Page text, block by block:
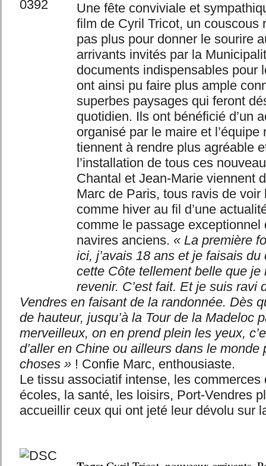
Une fête conviviale et
film de Cyril Tricot, un couscous
pas plus pour donner le sourire
arrivants invités par la
documents indispensables pour
ont ainsi pu faire plus ample
superbes paysages qui feront
quotidien. Ils ont bénéficié d’un
organisé par le maire et l’équipe
tiennent à rendre plus agréable
l’installation de tous ces
Chantal et Jean-Marie viennent
Marc de Paris, tous ravis de voir
comme hiver au fil d’une
comme le passage exceptionnel
navires anciens. « La première
ici, j’avais 18 ans et je faisais du
cette Côte tellement belle que je
revenir. C’est fait. Et je suis ravi
Vendres en faisant de la randonnée. Dès
de hauteur, jusqu’à la Tour de la Madeloc
merveilleux, on en prend plein les yeux,
d’aller en Chine ou ailleurs dans le monde
choses »! Confie Marc, enthousiaste.
Le tissu associatif intense, les commerces
écoles, la santé, les loisirs, Port-Vendres
accueillir ceux qui ont jeté leur dévolu sur